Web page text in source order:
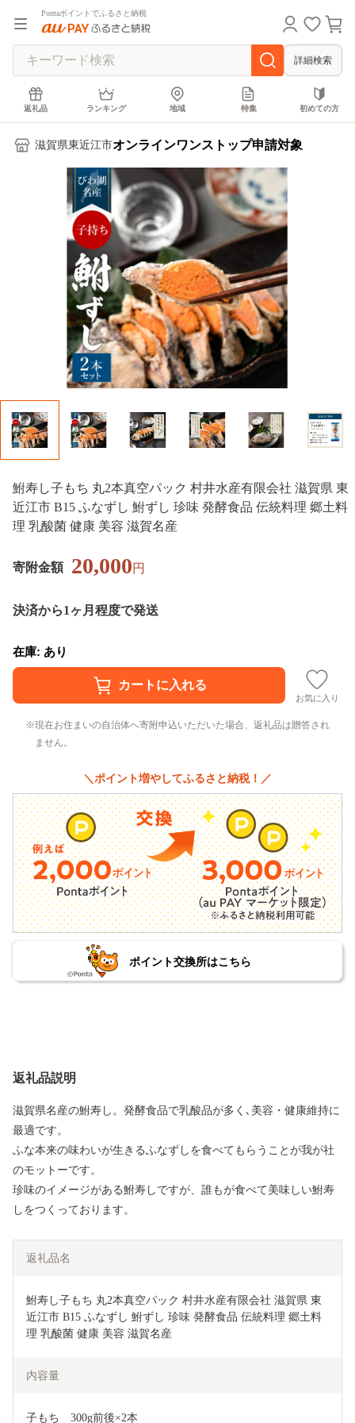
Pontaポイントでふるさと納税
詳細検索
返礼品 ランキング 地域 特集 初めての方
滋賀県東近江市オンラインワンストップ申請対象
鮒寿し子もち 丸2本真空パック 村井水産有限会社 滋賀県 東
近江市 B15 ふなずし 鮒ずし 珍味 発酵食品 伝統料理 郷土料
理 乳酸菌 健康 美容 滋賀名産
寄附金額 20,000円
決済から1ヶ月程度で発送
在庫: あり
お気に入り
現在お住まいの自治体へ寄附申込いただいた場合、返礼品は贈答され
ません。
＼ポイント増やしてふるさと納税！／
ポイント交換所はこちら
返礼品説明
滋賀県名産の鮒寿し。発酵食品で乳酸品が多く､美容・健康維持に
最適です。
ふな本来の味わいが生きるふなずしを食べてもらうことが我が社
のモットーです。
珍味のイメージがある鮒寿しですが、誰もが食べて美味しい鮒寿
しをつくっております。
返礼品名
鮒寿し子もち 丸2本真空パック 村井水産有限会社 滋賀県 東
近江市 B15 ふなずし 鮒ずし 珍味 発酵食品 伝統料理 郷土料
理 乳酸菌 健康 美容 滋賀名産
内容量
子もち　300g前後×2本